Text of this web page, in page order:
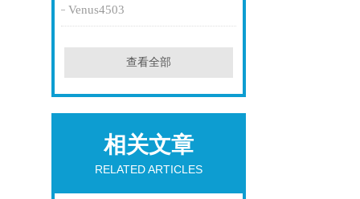
Venus4503
查看全部
相关文章
RELATED ARTICLES